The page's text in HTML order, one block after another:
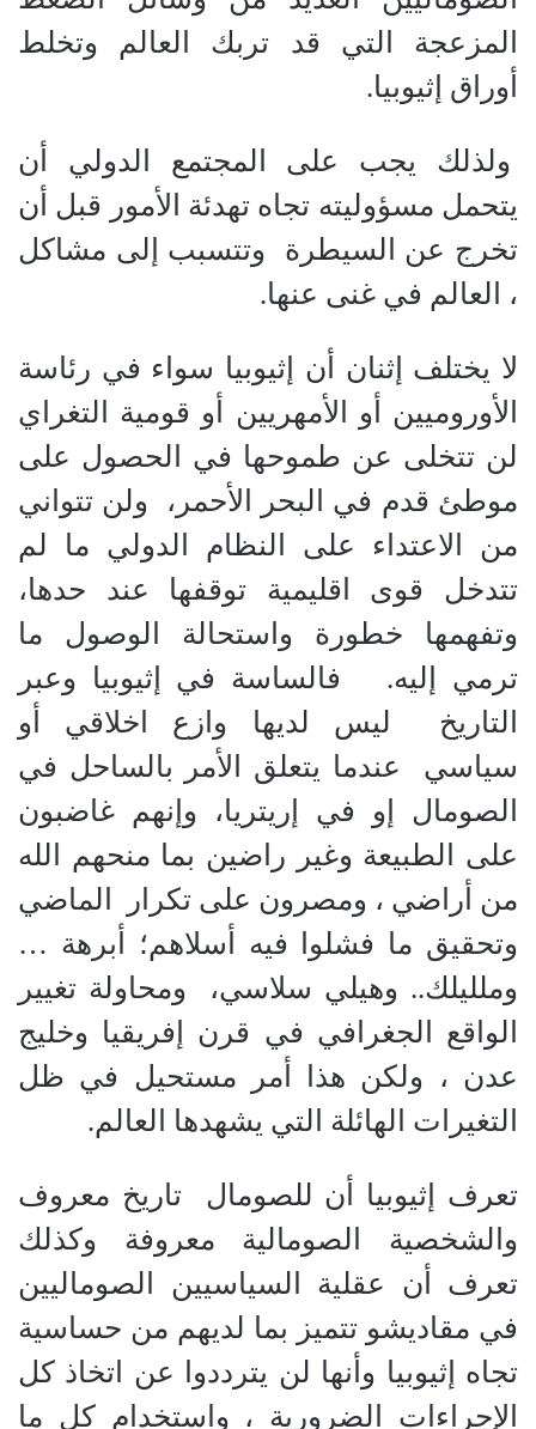
المزعجة التي قد تربك العالم وتخلط
أوراق إثيوبيا.
ولذلك يجب على المجتمع الدولي أن
يتحمل مسؤوليته تجاه تهدئة الأمور قبل أن
تخرج عن السيطرة وتتسبب إلى مشاكل
، العالم في غنى عنها.
لا يختلف إثنان أن إثيوبيا سواء في رئاسة
الأوروميين أو الأمهريين أو قومية التغراي
لن تتخلى عن طموحها في الحصول على
موطئ قدم في البحر الأحمر، ولن تتواني
من الاعتداء على النظام الدولي ما لم
تتدخل قوى اقليمية توقفها عند حدها،
وتفهمها خطورة واستحالة الوصول ما
ترمي إليه. فالساسة في إثيوبيا وعبر
التاريخ ليس لديها وازع اخلاقي أو
سياسي عندما يتعلق الأمر بالساحل في
الصومال إو في إريتريا، وإنهم غاضبون
على الطبيعة وغير راضين بما منحهم الله
من أراضي ، ومصرون على تكرار الماضي
وتحقيق ما فشلوا فيه أسلاهم؛ أبرهة …
وملليلك.. وهيلي سلاسي، ومحاولة تغيير
الواقع الجغرافي في قرن إفريقيا وخليج
عدن ، ولكن هذا أمر مستحيل في ظل
التغيرات الهائلة التي يشهدها العالم.
تعرف إثيوبيا أن للصومال تاريخ معروف
والشخصية الصومالية معروفة وكذلك
تعرف أن عقلية السياسيين الصوماليين
في مقاديشو تتميز بما لديهم من حساسية
تجاه إثيوبيا وأنها لن يترددوا عن اتخاذ كل
الإجراءات الضرورية ، واستخدام كل ما